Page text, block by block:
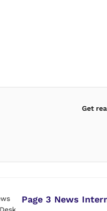
Get
Page 3 News